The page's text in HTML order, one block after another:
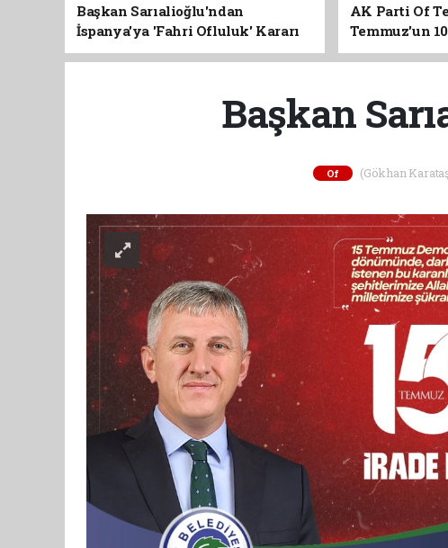
Başkan Sarıalioğlu'ndan
İspanya'ya 'Fahri Ofluluk' Kararı
AK Parti Of
Temmuz'un
Birlik
Başkan
Of (Gökhan